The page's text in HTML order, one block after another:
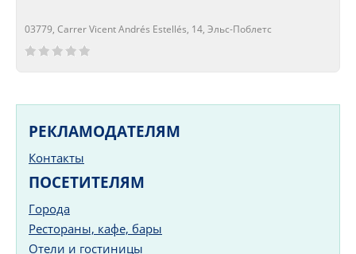
03779, Carrer Vicent Andrés Estellés, 14, Эльс-Поблетс
Сейчас открыто!
Сейчас закрыто!
РЕКЛАМОДАТЕЛЯМ
Контакты
ПОСЕТИТЕЛЯМ
Города
Рестораны, кафе, бары
Отели и гостиницы